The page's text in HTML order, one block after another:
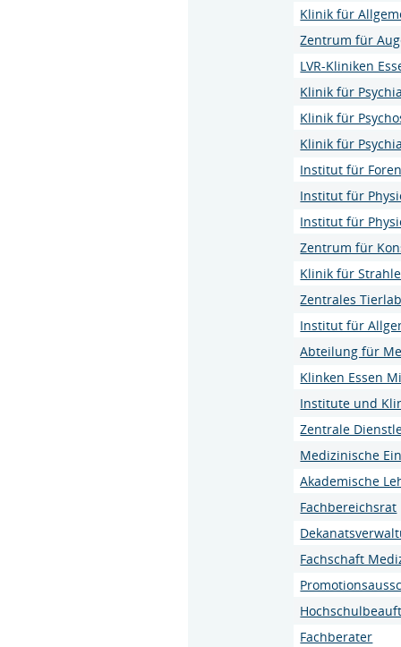
Klinik für
Zentrum für
LVR-Kliniken
Klinik für
Klinik für
Klinik für
Institut für
Institut für
Institut für
Zentrum für
Klinik für
Zentrales
Institut für
Abteilung für
Klinken Essen
Institute und
Zentrale
Medizinische
Akademische
Fachbereichsrat
Fachschaft
Fachberater